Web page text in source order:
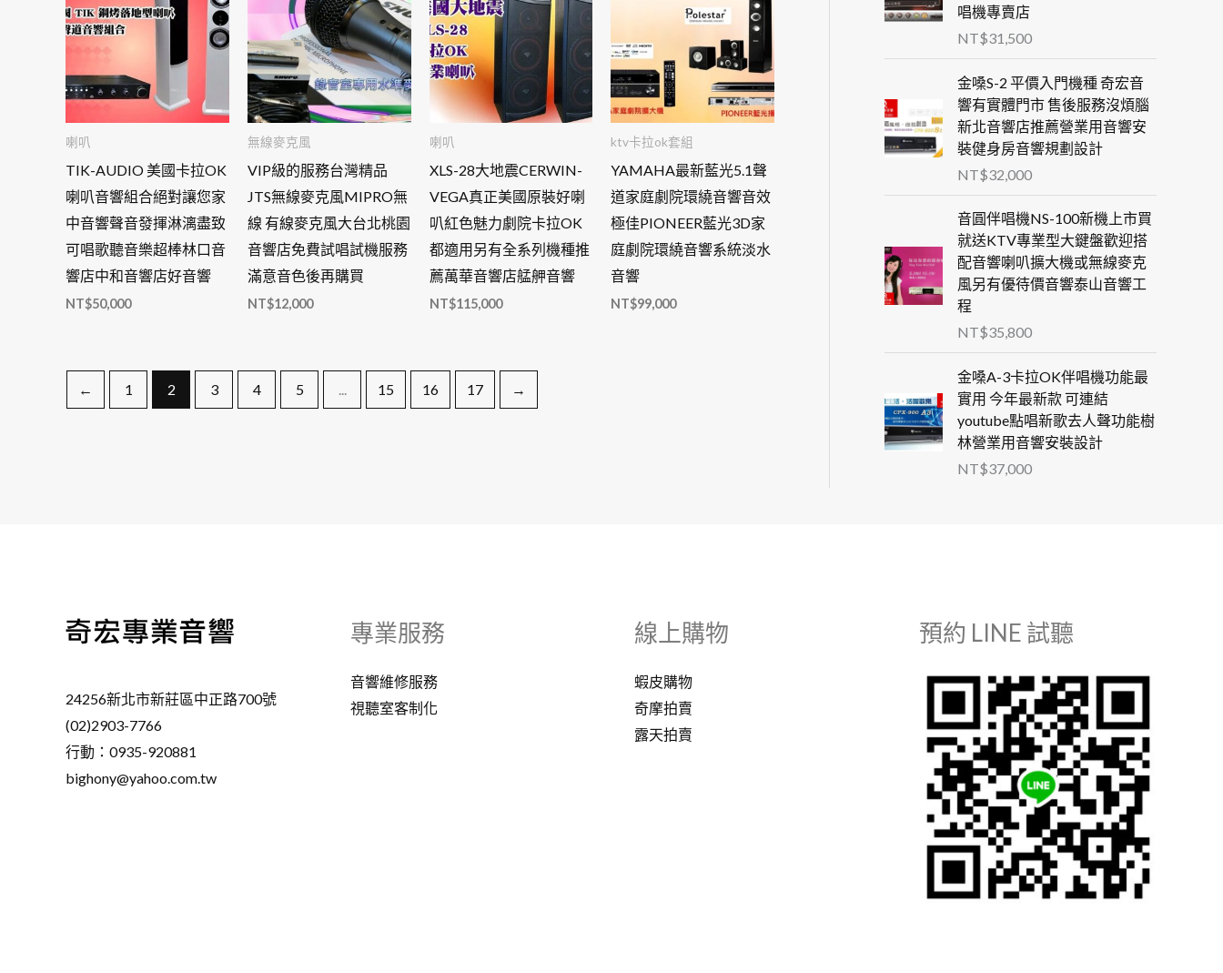
喇叭
TIK-AUDIO 美國卡拉OK
喇叭音響組合絕對讓您家
中音響聲音發揮淋漓盡致
可唱歌聽音樂超棒林口音
響店中和音響店好音響
NT$50,000
無線麥克風
VIP級的服務台灣精品
JTS無線麥克風MIPRO無
線 有線麥克風大台北桃園
音響店免費試唱試機服務
滿意音色後再購買
NT$12,000
喇叭
XLS-28大地震CERWIN-
VEGA真正美國原裝好喇
叭紅色魅力劇院卡拉OK
都適用另有全系列機種推
薦萬華音響店艋舺音響
NT$115,000
ktv卡拉ok套組
YAMAHA最新藍光5.1聲
道家庭劇院環繞音響音效
極佳PIONEER藍光3D家
庭劇院環繞音響系統淡水
音響
NT$99,000
← 1 2 3 4 5 ... 15 16 17 →
唱機專賣店
NT$31,500
金嗓S-2 平價入門機種 奇宏音
響有實體門市 售後服務沒煩腦
新北音響店推薦營業用音響安
裝健身房音響規劃設計
NT$32,000
音圓伴唱機NS-100新機上市買
就送KTV專業型大鍵盤歡迎搭
配音響喇叭擴大機或無線麥克
風另有優待價音響泰山音響工
程
NT$35,800
金嗓A-3卡拉OK伴唱機功能最
實用 今年最新款 可連結
youtube點唱新歌去人聲功能樹
林營業用音響安裝設計
NT$37,000
24256新北市新莊區中正路700號
(02)2903-7766
行動：0935-920881
bighony@yahoo.com.tw
專業服務
音響維修服務
視聽室客制化
線上購物
蝦皮購物
奇摩拍賣
露天拍賣
預約 LINE 試聽